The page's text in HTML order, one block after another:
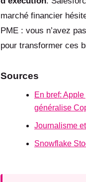
marché financier
PME : vous n’avez
pour transformer ces
Sources
En bref:
généralise
Journalisme
Snowflake